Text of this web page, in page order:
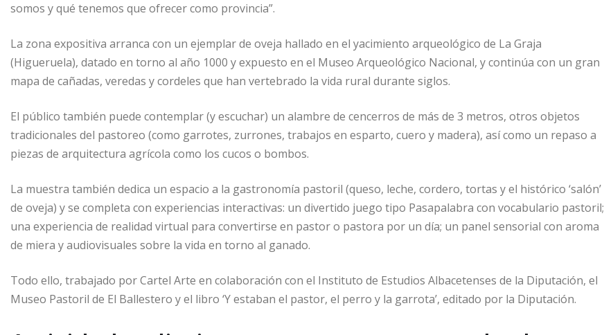
somos y qué tenemos que ofrecer como provincia”.
La zona expositiva arranca con un ejemplar de oveja hallado en el yacimiento arqueológico de La Graja
(Higueruela), datado en torno al año 1000 y expuesto en el Museo Arqueológico Nacional, y continúa con un gran
mapa de cañadas, veredas y cordeles que han vertebrado la vida rural durante siglos.
El público también puede contemplar (y escuchar) un alambre de cencerros de más de 3 metros, otros objetos
tradicionales del pastoreo (como garrotes, zurrones, trabajos en esparto, cuero y madera), así como un repaso a
piezas de arquitectura agrícola como los cucos o bombos.
La muestra también dedica un espacio a la gastronomía pastoril (queso, leche, cordero, tortas y el histórico ‘salón’
de oveja) y se completa con experiencias interactivas: un divertido juego tipo Pasapalabra con vocabulario pastoril;
una experiencia de realidad virtual para convertirse en pastor o pastora por un día; un panel sensorial con aroma
de miera y audiovisuales sobre la vida en torno al ganado.
Todo ello, trabajado por Cartel Arte en colaboración con el Instituto de Estudios Albacetenses de la Diputación, el
Museo Pastoril de El Ballestero y el libro ‘Y estaban el pastor, el perro y la garrota’, editado por la Diputación.